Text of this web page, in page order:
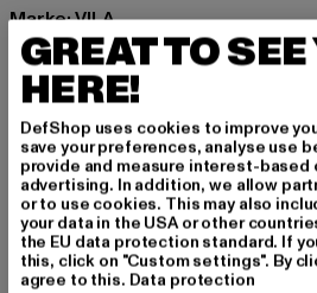
Marke: VILA
Kat.: Midi Skirts
Farbe: pink
Hersteller Farbe: pink
Materialzusammensetzung: 92%
Art.Nr: 14074964-00185
Hersteller: Bestseller
hamburg@bestseller.com
Modering 1,Haus A | 22457
GREAT TO SEE
HERE!
DefShop uses cookies to improve
save your preferences, analyse use
provide and measure interest-based
advertising. In addition, we allow
or to use cookies. This may also
your data in the USA or other
the EU data protection standard. If
this, click on "Custom settings". By
agree to this. Data protection